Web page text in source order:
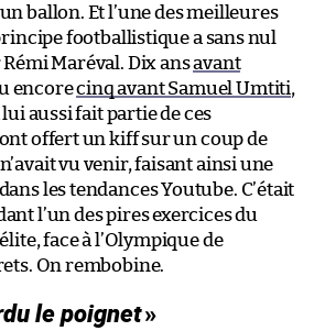
ballon. Et l’une des meilleures
footballistique a sans nul
Maréval. Dix ansavant
encorecinq avant Samuel Umtiti,
aussi fait partie de ces
offert un kiff sur un coup de
vu venir, faisant ainsi une
les tendances Youtube. C’était
l’un des pires exercices du
face à l’Olympique de
On rembobine.
le poignet»